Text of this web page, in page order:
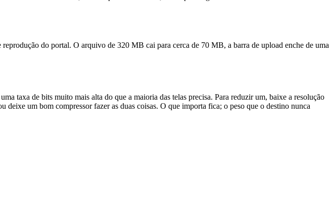
do portal. O arquivo de 320 MB cai para cerca de 70 MB, a barra de upload enche de uma
taxa de bits muito mais alta do que a maioria das telas precisa. Para reduzir um, baixe a resolução
um bom compressor fazer as duas coisas. O que importa fica; o peso que o destino nunca